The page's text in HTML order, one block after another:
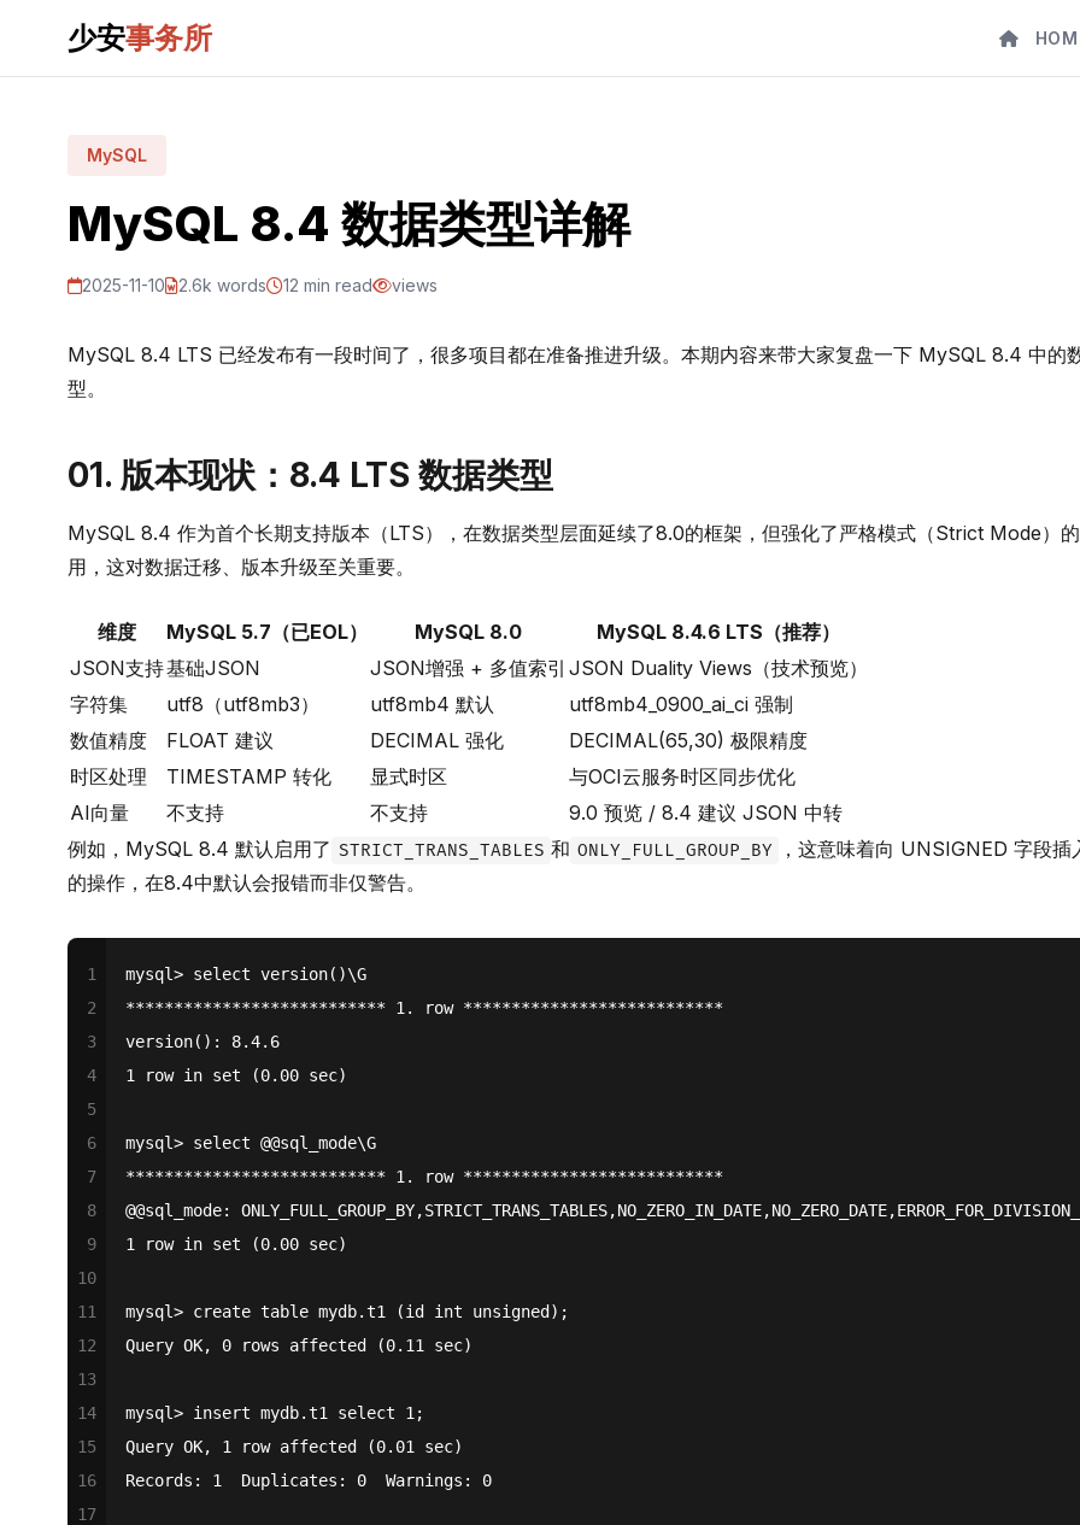
少安事务所
MySQL
MySQL 8.4 数据类型详解
2025-11-10 2.6k words 12 min read views
MySQL 8.4 LTS 已经发布有一段时间了，很多项目都在准备推进升级。本期内容来带大家复盘一下 MySQL 8.4 中的
型。
01. 版本现状：8.4 LTS 数据类型
MySQL 8.4 作为首个长期支持版本（LTS），在数据类型层面延续了8.0的框架，但强化了严格模式（Strict Mode）
用，这对数据迁移、版本升级至关重要。
维度 MySQL 5.7（已EOL） MySQL 8.0
MySQL 8.4.6 LTS（推荐）
JSON支持基础JSON JSON增强 + 多值索引 JSON Duality Views（技术预览）
字符集
utf8（utf8mb3） utf8mb4 默认
utf8mb4_0900_ai_ci 强制
数值精度
FLOAT 建议 DECIMAL 强化
DECIMAL(65,30) 极限精度
时区处理
TIMESTAMP 转化 显式时区
与OCI云服务时区同步优化
AI向量
不支持 不支持
9.0 预览 / 8.4 建议 JSON 中转
例如，MySQL 8.4 默认启用了 STRICT_TRANS_TABLES 和 ONLY_FULL_GROUP_BY
，这意味着向 UNSIGNED 字段插
的操作，在8.4中默认会报错而非仅警告。
1
2
3
4
5
6
7
8
9
10
11
12
13
14
15
16
17
mysql> select version()\G
*************************** 1. row ***************************
version(): 8.4.6
1 row in set (0.00 sec)
mysql> select @@sql_mode\G
*************************** 1. row ***************************
@@sql_mode:
1 row in set (0.00 sec)
mysql> create table mydb.t1 (id int unsigned);
Query OK, 0 rows affected (0.11 sec)
mysql> insert mydb.t1 select 1;
Query OK, 1 row affected (0.01 sec)
Records: 1  Duplicates: 0  Warnings: 0